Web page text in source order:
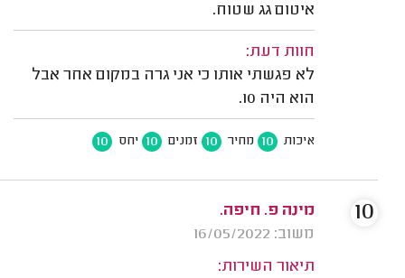
איטום גג שטוח.
חוות דעת:
לא פגשתי אותו כי אני גרה במקום אחר אבל
הוא היה 10.
איכות 10 מחיר 10 זמנים 10 יחס 10
מינה פ. חיפה.
משוב: 16/05/2022
תיאור השירות:
10